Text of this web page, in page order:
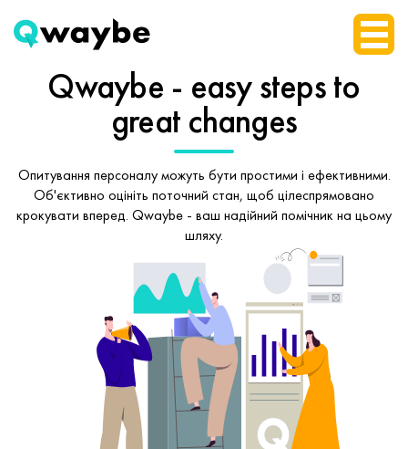
Qwaybe - easy stepsto
great changes
Опитування персоналу можуть бути простими і ефективними.
Об'єктивно оцініть поточний стан, щоб цілеспрямовано
крокувати вперед. Qwaybe - ваш надійний помічник на цьому
шляху.